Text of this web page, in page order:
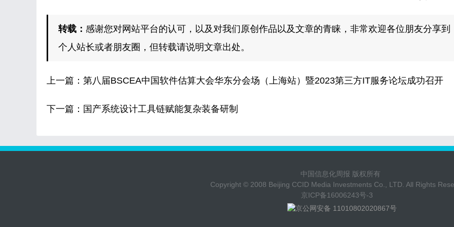
转载： 感谢您对网站平台的认可，以及对我们原创作品以及文章的青睐，非常欢迎各位朋友分享到
个人站长或者朋友圈，但转载请说明文章出处。
上一篇： 第八届BSCEA中国软件估算大会华东分会场（上海站）暨2023第三方IT服务论坛成功召开
下一篇： 国产系统设计工具链赋能复杂装备研制
中国信息化周报 版权所有
Copyright © 2008 Beijing CCID Media Investments Co., LTD. All Rights
京ICP备16006243号-3
京公网安备 11010802020867号